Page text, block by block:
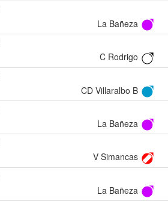
La Bañeza
C Rodrigo
CD Villaralbo B
La Bañeza
V Simancas
La Bañeza